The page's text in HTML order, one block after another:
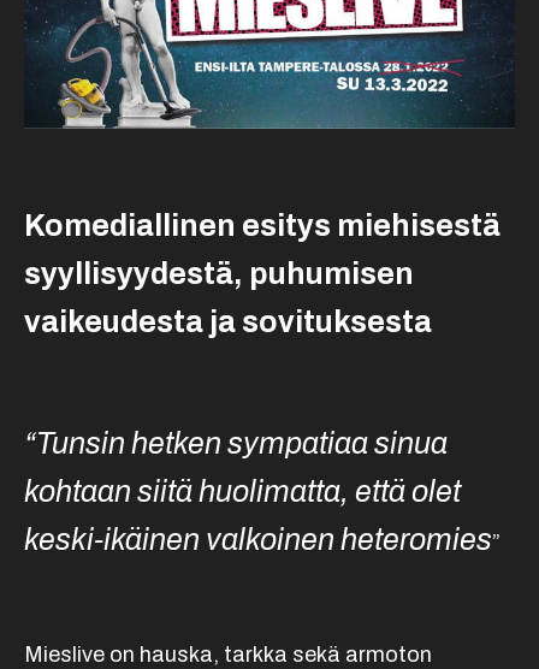
Komediallinen esitys miehisestä
syyllisyydestä, puhumisen
vaikeudesta ja sovituksesta
“Tunsin hetken sympatiaa sinua
kohtaan siitä huolimatta, että olet
keski-ikäinen valkoinen heteromies”
Mieslive on hauska, tarkka sekä armoton